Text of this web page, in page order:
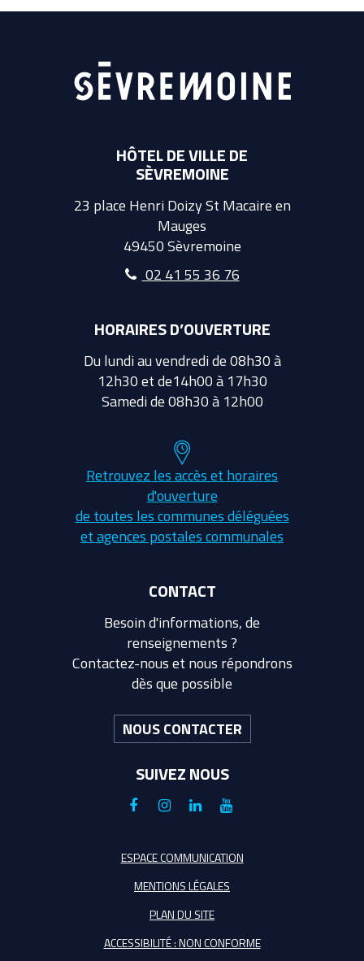
HÔTEL DE VILLE DE
SÈVREMOINE
23 place Henri Doizy St Macaire en
Mauges
49450 Sèvremoine
02 41 55 36 76
HORAIRES D’OUVERTURE
Du lundi au vendredi de 08h30 à
12h30 et de14h00 à 17h30
Samedi de 08h30 à 12h00
Retrouvez les accès et horaires
d'ouverture
de toutes les communes déléguées
et agences postales communales
CONTACT
Besoin d'informations, de
renseignements ?
Contactez-nous et nous répondrons
dès que possible
NOUS CONTACTER
SUIVEZ NOUS
Lien
le
Facebook
Lien
le
compte
Instagram
Lien
le
compte
Linkedin
Lien
la
Youtube
ESPACE COMMUNICATION
MENTIONS LÉGALES
PLAN DU SITE
ACCESSIBILITÉ : NON CONFORME